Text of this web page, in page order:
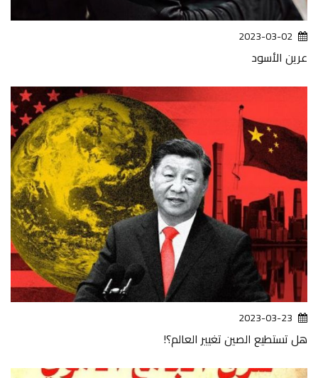
2023-03-02
عرين الأسود
2023-03-23
هل تستطيع الصين تغيير العالم؟!